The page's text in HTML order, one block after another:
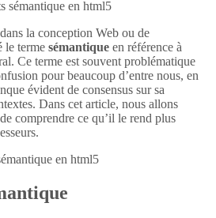
la conception Web ou de
le terme sémantique en référence à
Ce terme est souvent problématique
pour beaucoup d’entre nous, en
évident de consensus sur sa
Dans cet article, nous allons
comprendre ce qu’il le rend plus
en html5